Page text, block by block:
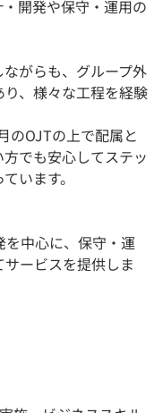
開発や保守・運用の
がらも、グループ外
、様々な工程を経験
のOJTの上で配属と
でも安心してステッ
います。
中心に、保守・運
ービスを提供しま